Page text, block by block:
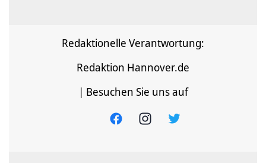
Redaktionelle Verantwortung:
Redaktion Hannover.de
| Besuchen Sie uns auf